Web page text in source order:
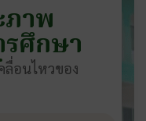
ภาพ
ศึกษา
ลื่อนไหวของ